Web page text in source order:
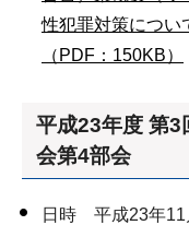
性犯罪対策につい
（PDF：150KB）
平成23年度 第3
会第4部会
日時 平成23年11